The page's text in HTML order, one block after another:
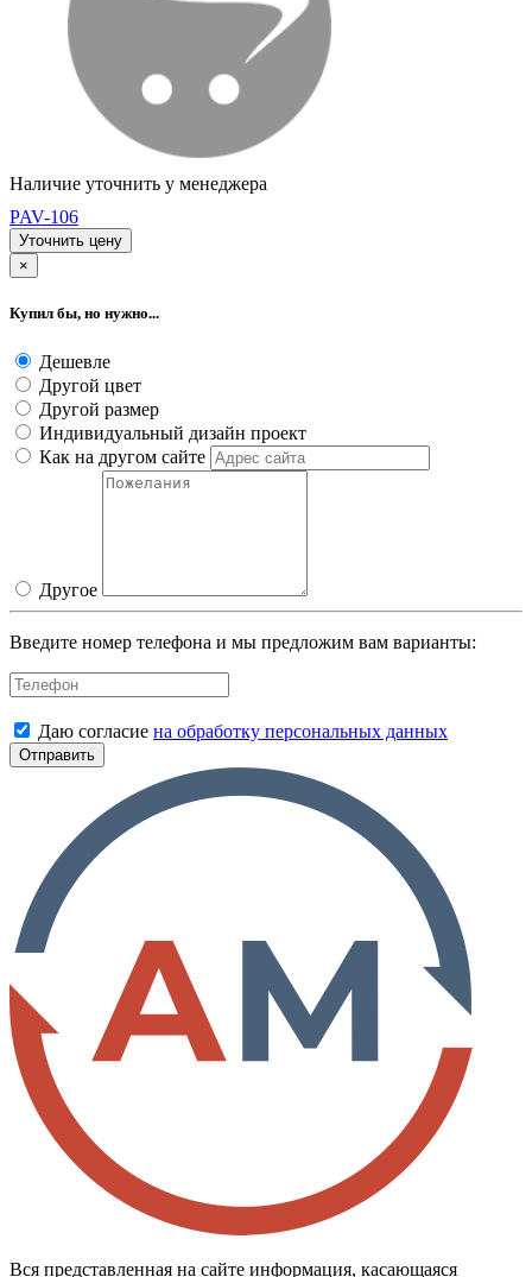
Наличие уточнить у менеджера
PAV-106
Уточнить цену
×
Купил бы, но нужно...
Дешевле
Другой цвет
Другой размер
Индивидуальный дизайн проект
Как на другом сайте
Другое
Введите номер телефона и мы предложим вам варианты:
Даю согласие на обработку персональных данных
Отправить
Вся представленная на сайте информация, касающаяся